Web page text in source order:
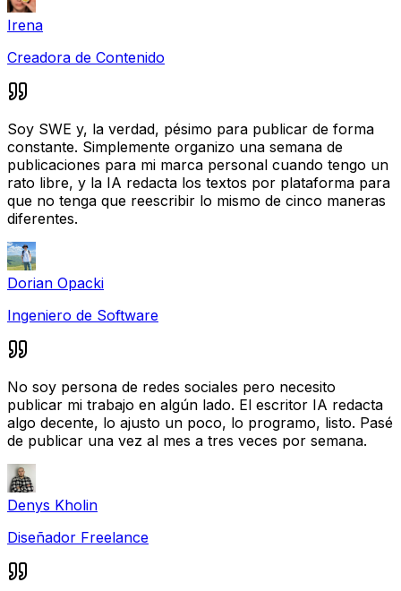
Irena
Creadora de Contenido
Soy SWE y, la verdad, pésimo para publicar de forma
constante. Simplemente organizo una semana de
publicaciones para mi marca personal cuando tengo un
rato libre, y la IA redacta los textos por plataforma para
que no tenga que reescribir lo mismo de cinco maneras
diferentes.
Dorian Opacki
Ingeniero de Software
No soy persona de redes sociales pero necesito
publicar mi trabajo en algún lado. El escritor IA redacta
algo decente, lo ajusto un poco, lo programo, listo. Pasé
de publicar una vez al mes a tres veces por semana.
Denys Kholin
Diseñador Freelance